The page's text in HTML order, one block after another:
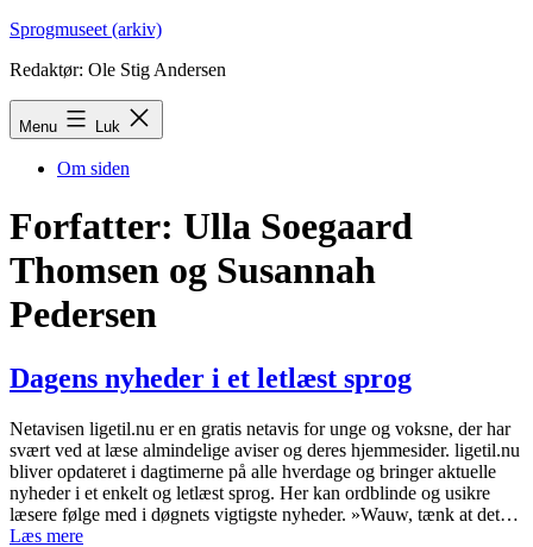
Fortsæt
indhold
Sprogmuseet (arkiv)
Redaktør: Ole Stig Andersen
Menu Luk
Om siden
Forfatter: Ulla Soegaard
Thomsen og Susannah
Pedersen
Dagens nyheder i et letlæst sprog
Netavisen ligetil.nu er en gratis netavis for unge og voksne, der har
svært ved at læse almindelige aviser og deres hjemmesider. ligetil.nu
bliver opdateret i dagtimerne på alle hverdage og bringer aktuelle
nyheder i et enkelt og letlæst sprog. Her kan ordblinde og usikre
læsere følge med i døgnets vigtigste nyheder. »Wauw, tænk at det…
Læs mereDagens